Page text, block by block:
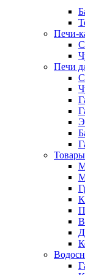
Печи-
Печи